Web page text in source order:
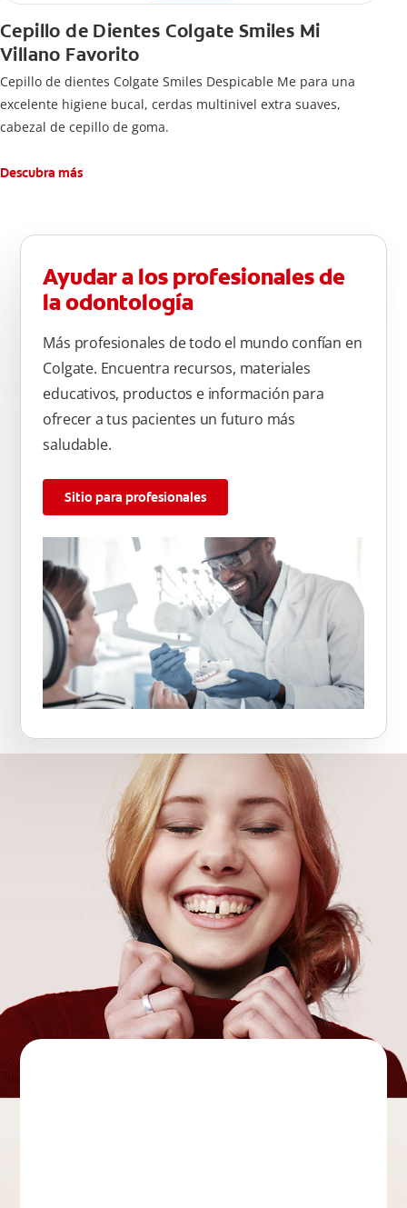
Cepillo de Dientes Colgate Smiles Mi
Villano Favorito
Cepillo de dientes Colgate Smiles Despicable Me para una
excelente higiene bucal, cerdas multinivel extra suaves,
cabezal de cepillo de goma.
Descubra más
Ayudar a los profesionales de
la odontología
Más profesionales de todo el mundo confían en
Colgate. Encuentra recursos, materiales
educativos, productos e información para
ofrecer a tus pacientes un futuro más
saludable.
Sitio para profesionales